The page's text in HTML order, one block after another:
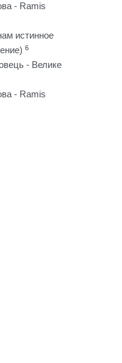
- Ramis
истинное
6
- Велике
- Ramis